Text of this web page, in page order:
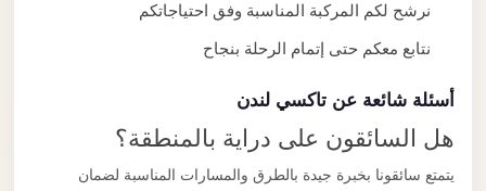
نرشح لكم المركبة المناسبة وفق احتياجاتكم
نتابع معكم حتى إتمام الرحلة بنجاح
أسئلة شائعة عن تاكسي لندن
هل السائقون على دراية بالمنطقة؟
يتمتع سائقونا بخبرة جيدة بالطرق والمسارات المناسبة لضمان